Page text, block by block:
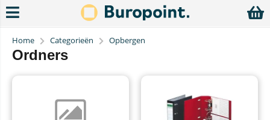
Home Categorieën Opbergen
Ordners